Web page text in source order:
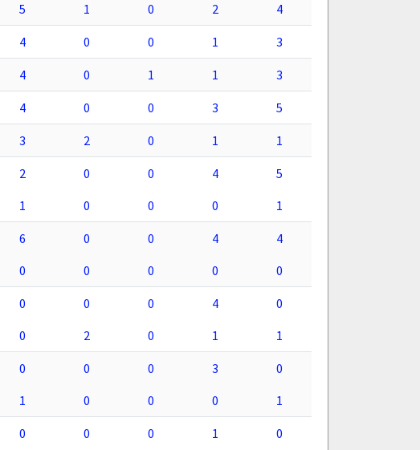
5 1 0 2 4
4 0 0 1 3
4 0 1 1 3
4 0 0 3 5
3 2 0 1 1
2 0 0 4
5
1 0 0 0 1
6 0 0 4
4
0 0 0 0 0
0 0 0 4
0
0 2 0 1 1
0 0 0 3
0
1 0 0 0 1
0 0 0 1
0